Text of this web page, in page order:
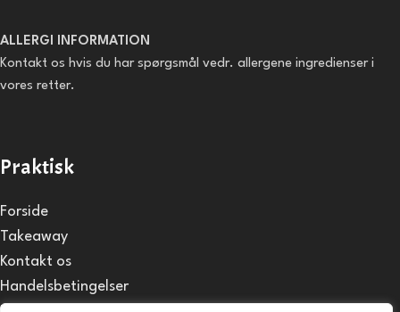
ALLERGI INFORMATION
Kontakt os hvis du har spørgsmål vedr. allergene ingredienser i
vores retter.
Praktisk
Forside
Takeaway
Kontakt os
Handelsbetingelser